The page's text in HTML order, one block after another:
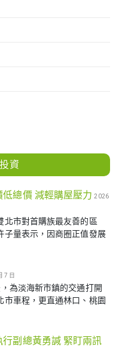
資
總價 減輕購屋壓力 2026
北市對首購族最友善的區
子量表示，因商圈正值發展
7 日
為淡海新市鎮的交通打開
市車程，更直通林口、桃園
副總黃勇諴 緊盯兩訊